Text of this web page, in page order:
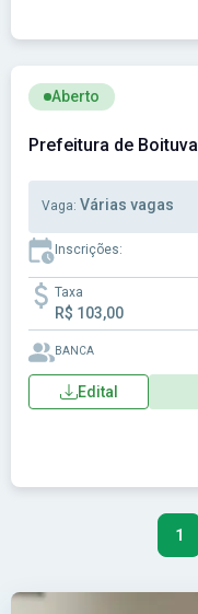
Ver concurso:
Aberto
Prefeitura de
Vaga: Várias vagas
Inscrições:
Taxa
R$ 103,00
BANCA
Edital
1